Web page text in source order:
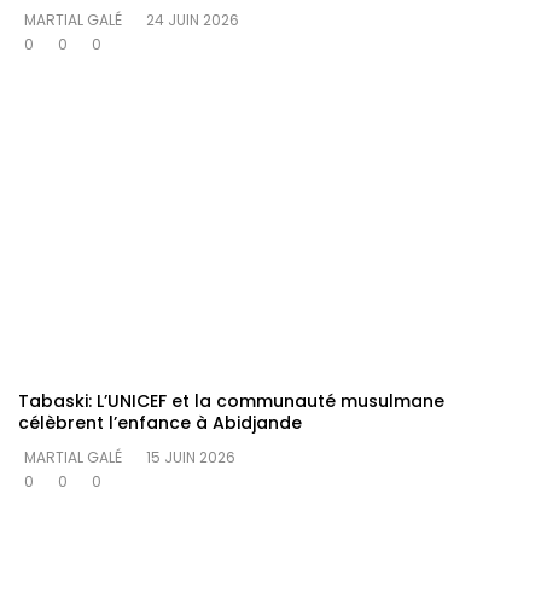
MARTIAL GALÉ
24 JUIN 2026
0
0 0
Tabaski: L’UNICEF et la communauté musulmane
célèbrent l’enfance à Abidjande
MARTIAL GALÉ
15 JUIN 2026
0
0 0